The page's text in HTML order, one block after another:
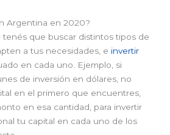
Argentina en 2020?
tenés que buscar distintos tipos de
a tus necesidades, e invertir
en cada uno. Ejemplo, si
de inversión en dólares, no
en el primero que encuentres,
en esa cantidad, para invertir
tu capital en cada uno de los